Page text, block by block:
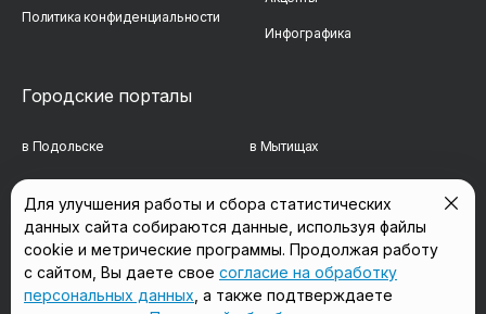
Политика конфиденциальности
Инфографика
Городские порталы
в Подольске в Мытищах
в Сергиевом Посаде в Люберцах
в Красногорске в Королёве
в Домодедово в Щёлково
Для улучшения работы и сбора статистических
данных сайта собираются данные, используя файлы
cookie и метрические программы. Продолжая работу
с сайтом, Вы даете свое согласие на обработку
персональных данных , а также подтверждаете